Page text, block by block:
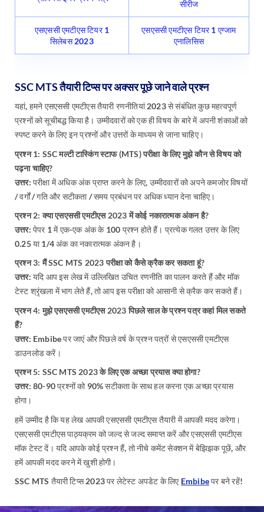
सीरीज
एसएससी एमटीएस टियर 1
सिलेबस 2023
एसएससी एमटीएस टियर 1 एग्जाम
एनालिसिस
SSC MTS तैयारी टिप्स पर अक्सर पूछे जाने वाले प्रश्न
यहां, हमने एसएससी एमटीएस तैयारी रणनीतियां 2023 से संबंधित कुछ महत्वपूर्ण
प्रश्नों को सूचीबद्ध किया है। उम्मीदवारों को एक ही विषय के बारे में अपनी शंकाओं को
स्पष्ट करने के लिए इन प्रश्नों और उत्तरों के माध्यम से जाना चाहिए।
प्रश्न 1: SSC मल्टी टास्किंग स्टाफ (MTS) परीक्षा के लिए मुझे कौन से विषय को
पढ़ना चाहिए?
उत्तर: परीक्षा में अधिक अंक प्राप्त करने के लिए, उम्मीदवारों को अपने कमजोर विषयों
/ वर्गों / गति और सटीकता / समय प्रबंधन पर अधिक ध्यान देना चाहिए।
प्रश्न 2: क्या एसएससी एमटीएस 2023 में कोई नकारात्मक अंकन है?
उत्तर: पेपर 1 में एक-एक अंक के 100 प्रश्न होते हैं। प्रत्येक गलत उत्तर के लिए
0.25 या 1/4 अंक का नकारात्मक अंकन है।
प्रश्न 3: मैं SSC MTS 2023 परीक्षा को कैसे क्रैक कर सकता हूं?
उत्तर: यदि आप इस लेख में उल्लिखित उचित रणनीति का पालन करते हैं और मॉक
टेस्ट श्रृंखला में भाग लेते हैं, तो आप इस परीक्षा को आसानी से क्रैक कर सकते हैं।
प्रश्न 4: मुझे एसएससी एमटीएस 2023 पिछले साल के प्रश्न पत्र कहां मिल सकते
हैं?
उत्तर: Embibe पर जाएं और पिछले वर्ष के प्रश्न पत्रों से एसएससी एमटीएस
डाउनलोड करें।
प्रश्न 5: SSC MTS 2023 के लिए एक अच्छा प्रयास क्या होगा?
उत्तर: 80-90 प्रश्नों को 90% सटीकता के साथ हल करना एक अच्छा प्रयास
होगा।
हमें उम्मीद है कि यह लेख आपकी एसएससी एमटीएस तैयारी में आपकी मदद करेगा।
एसएससी एमटीएस पाठ्यक्रम को जल्द से जल्द समाप्त करें और एसएससी एमटीएस
मॉक टेस्ट दें। यदि आपके कोई प्रश्न हैं, तो नीचे कमेंट सेक्शन में बेझिझक पूछें, और
हमें आपकी मदद करने में खुशी होगी।
SSC MTS तैयारी टिप्स 2023 पर लेटेस्ट अपडेट के लिए Embibeपर बने रहें!